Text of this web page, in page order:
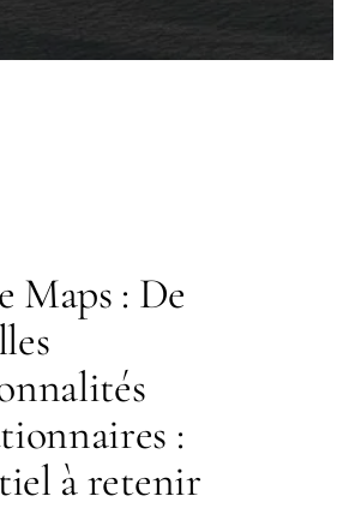
Maps : De
:
à retenir